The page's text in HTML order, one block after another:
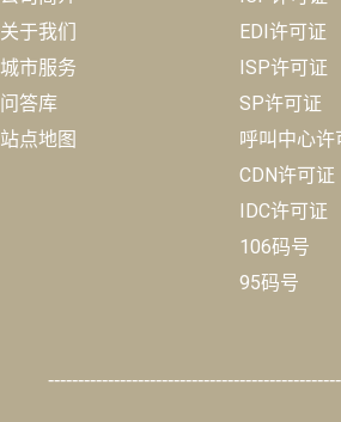
关于我们
城市服务
问答库
站点地图
EDI许可证
ISP许可证
SP许可证
呼叫中心许
CDN许可证
IDC许可证
106码号
95码号